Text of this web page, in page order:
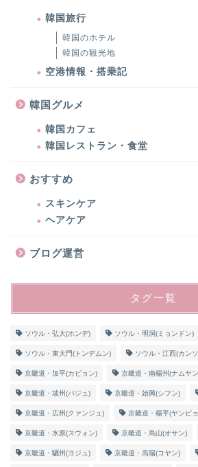
韓国旅行
韓国のホテル
韓国の観光地
空港情報・搭乗記
韓国グルメ
韓国カフェ
韓国レストラン・食堂
おすすめ
スキンケア
ヘアケア
ブログ運営
タグ一覧
ソウル・弘大(ホンデ) ソウル・明洞(ミョンドン)
ソウル・東大門(トンデムン) ソウル・江西(カン
京畿道・加平(カピョン) 京畿道・南楊州(ナムヤ
京畿道・坡州(パジュ) 京畿道・始興(シフン)
京畿道・広州(クァンジュ) 京畿道・楊平(ヤンピ
京畿道・水原(スウォン) 京畿道・烏山(オサン)
京畿道・驪州(ヨジュ) 京畿道・高陽(コヤン)